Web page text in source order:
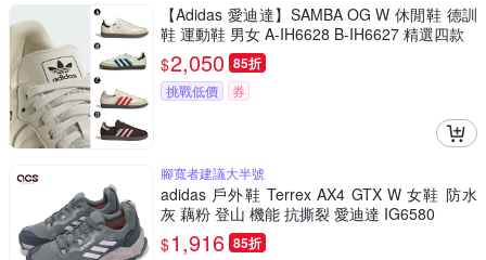
【Adidas 愛迪達】SAMBA OG W 休閒鞋 德訓
鞋 運動鞋 男女 A-IH6628 B-IH6627 精選四款
$2,050 85折
挑戰低價 券
腳寬者建議大半號
adidas 戶外鞋 Terrex AX4 GTX W 女鞋 防水
灰 藕粉 登山 機能 抗撕裂 愛迪達 IG6580
$1,916 85折